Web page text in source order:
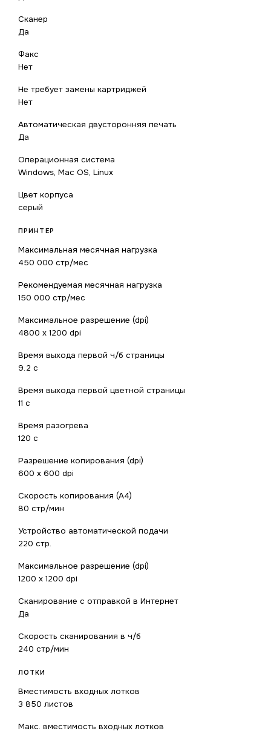
Сканер
Да
Факс
Нет
Не требует замены картриджей
Нет
Автоматическая двусторонняя печать
Да
Операционная система
Windows, Mac OS, Linux
Цвет корпуса
серый
ПРИНТЕР
Максимальная месячная нагрузка
450 000 стр/мес
Рекомендуемая месячная нагрузка
150 000 стр/мес
Максимальное разрешение (dpi)
4800 x 1200 dpi
Время выхода первой ч/б страницы
9.2 с
Время выхода первой цветной страницы
11 с
Время разогрева
120 с
Разрешение копирования (dpi)
600 x 600 dpi
Скорость копирования (A4)
80 стр/мин
Устройство автоматической подачи
220 стр.
Максимальное разрешение (dpi)
1200 x 1200 dpi
Сканирование с отправкой в Интернет
Да
Скорость сканирования в ч/б
240 стр/мин
ЛОТКИ
Вместимость входных лотков
3 850 листов
Макс. вместимость входных лотков